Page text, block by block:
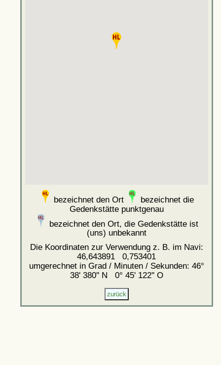
bezeichnet den Ort
bezeichnet die
Gedenkstätte punktgenau
bezeichnet den Ort, die Gedenkstätte ist
(uns) unbekannt
Die Koordinaten zur Verwendung z. B. im Navi:
46,643891 0,753401
umgerechnet in Grad / Minuten / Sekunden: 46°
38' 380'' N 0° 45' 122'' O